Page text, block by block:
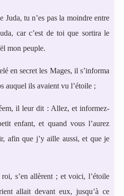
Juda, tu n’es pas la moindre entre
car c’est de toi que sortira le
mon peuple.
en secret les Mages, il s’informa
auquel ils avaient vu l’étoile ;
il leur dit : Allez, et informez-
enfant, et quand vous l’aurez
afin que j’y aille aussi, et que je
s’en allèrent ; et voici, l’étoile
allait devant eux, jusqu’à ce